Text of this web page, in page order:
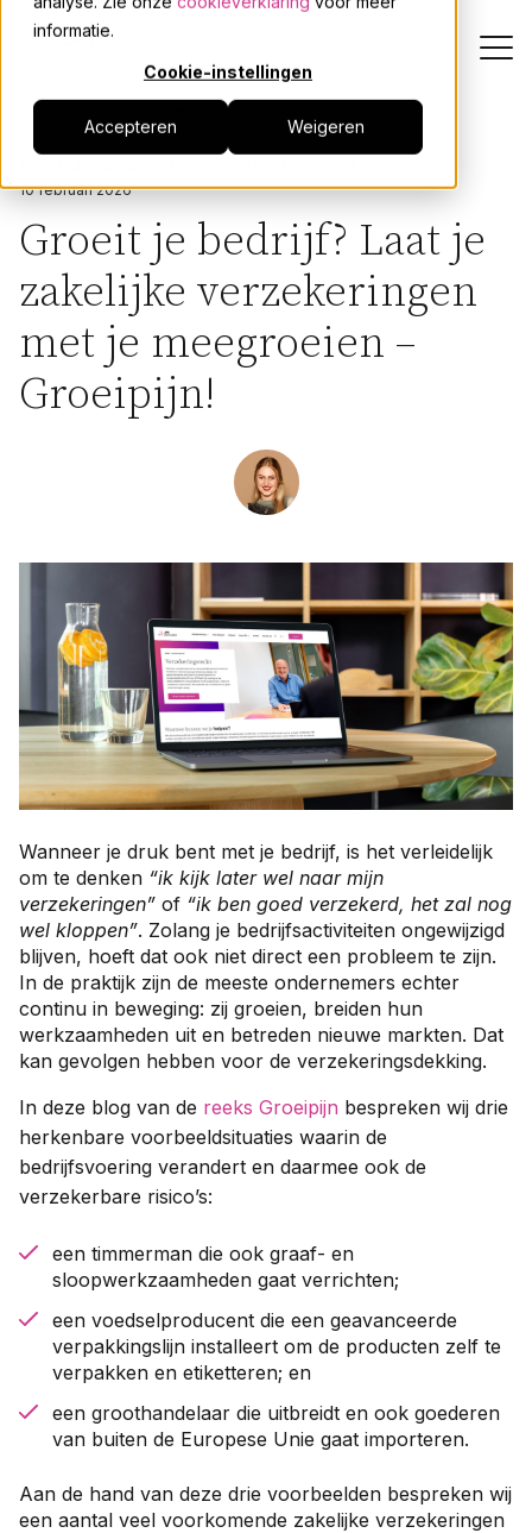
informatie.
Cookie-instellingen
Accepteren Weigeren
Dienstverlening
Actueel
Over JPR
Contact
Terug naar alle artikelen
10 februari 2026
Groeit je bedrijf? Laat je
zakelijke verzekeringen
met je meegroeien –
Groeipijn!
Wanneer je druk bent met je bedrijf, is het verleidelijk
om te denken “ik kijk later wel naar mijn
verzekeringen” of “ik ben goed verzekerd, het zal nog
wel kloppen”. Zolang je bedrijfsactiviteiten ongewijzigd
blijven, hoeft dat ook niet direct een probleem te zijn.
In de praktijk zijn de meeste ondernemers echter
continu in beweging: zij groeien, breiden hun
werkzaamheden uit en betreden nieuwe markten. Dat
kan gevolgen hebben voor de verzekeringsdekking.
In deze blog van de reeks Groeipijn bespreken wij drie
herkenbare voorbeeldsituaties waarin de
bedrijfsvoering verandert en daarmee ook de
verzekerbare risico’s:
een timmerman die ook graaf- en
sloopwerkzaamheden gaat verrichten;
een voedselproducent die een geavanceerde
verpakkingslijn installeert om de producten zelf te
verpakken en etiketteren; en
een groothandelaar die uitbreidt en ook goederen
van buiten de Europese Unie gaat importeren.
Aan de hand van deze drie voorbeelden bespreken wij
een aantal veel voorkomende zakelijke verzekeringen